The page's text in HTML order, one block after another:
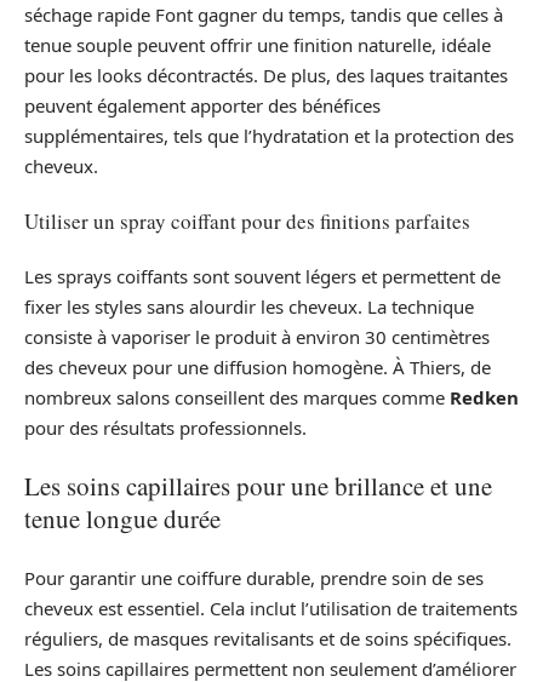
séchage rapide Font gagner du temps, tandis que celles à
tenue souple peuvent offrir une finition naturelle, idéale
pour les looks décontractés. De plus, des laques traitantes
peuvent également apporter des bénéfices
supplémentaires, tels que l’hydratation et la protection des
cheveux.
Utiliser un spray coiffant pour des finitions parfaites
Les sprays coiffants sont souvent légers et permettent de
fixer les styles sans alourdir les cheveux. La technique
consiste à vaporiser le produit à environ 30 centimètres
des cheveux pour une diffusion homogène. À Thiers, de
nombreux salons conseillent des marques comme Redken
pour des résultats professionnels.
Les soins capillaires pour une brillance et une
tenue longue durée
Pour garantir une coiffure durable, prendre soin de ses
cheveux est essentiel. Cela inclut l’utilisation de traitements
réguliers, de masques revitalisants et de soins spécifiques.
Les soins capillaires permettent non seulement d’améliorer